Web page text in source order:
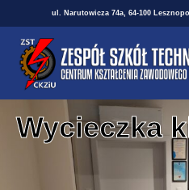
ul. Narutowicza 74a, 64-100 Leszno
Wycieczka